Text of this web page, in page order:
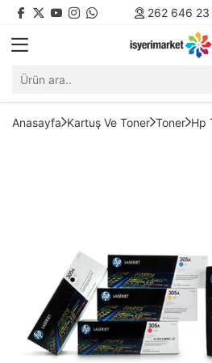
262 646 23
Anasayfa Kartuş Ve Toner Toner Hp